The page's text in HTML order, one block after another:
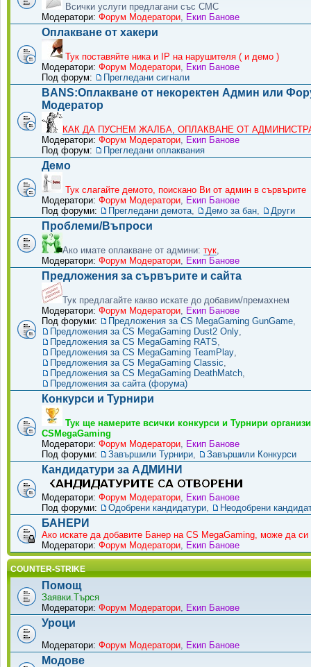
Всички услуги предлагани със СМС
Модератори: Форум Модератори Екип Банове
Оплакване от хакери
Тук поставяйте ника и IP на нарушителя ( и демо )
Модератори: Форум Модератори Екип Банове
Под форум:
Прегледани сигнали
BANS:Оплакване от некоректен Админ или
Модератор
КАК ДА ПУСНЕМ ЖАЛБА, ОПЛАКВАНЕ ОТ
Модератори: Форум Модератори Екип Банове
Под форум:
Прегледани оплаквания
Демо
Тук слагайте демото, поискано Ви от админ в сървърите
Модератори: Форум Модератори Екип Банове
Под форуми:
Прегледани демота Демо за бан Други
Проблеми/Въпроси
Ако имате оплакване от админи: тук
Модератори: Форум Модератори Екип Банове
Предложения за сървърите и сайта
Тук предлагайте какво искате до добавим/премахнем
Модератори: Форум Модератори Екип Банове
Под форуми:
Предложения за CS MegaGaming GunGame
Предложения за CS MegaGaming Dust2 Only
Предложения за CS MegaGaming RATS
Предложения за CS MegaGaming TeamPlay
Предложения за CS MegaGaming Classic
Предложения за CS MegaGaming DeathMatch
Предложения за сайта (форума)
Конкурси и Турнири
Тук ще намерите всички конкурси и Турнири
CSMegaGaming
Модератори: Форум Модератори Екип Банове
Под форуми:
Завършили Турнири Завършили Конкурси
Кандидатури за АДМИНИ
Модератори: Форум Модератори Екип Банове
Под форуми:
Одобрени кандидатури Неодобрени
БАНЕРИ
Ако искате да добавите Банер на CS MegaGaming, може да си
Модератори: Форум Модератори Екип Банове
COUNTER-STRIKE
Помощ
Заявки.Търся
Модератори: Форум Модератори Екип Банове
Уроци
Модератори: Форум Модератори Екип Банове
Модове